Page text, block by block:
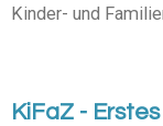
Kinder- und
KiFaZ -